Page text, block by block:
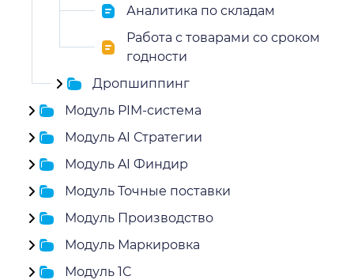
Аналитика по складам
Работа с товарами со сроком
годности
Дропшиппинг
Модуль PIM-система
Модуль AI Стратегии
Модуль AI Финдир
Модуль Точные поставки
Модуль Производство
Модуль Маркировка
Модуль 1C